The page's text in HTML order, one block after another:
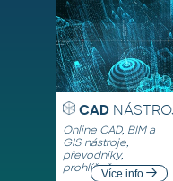
CAD
Online CAD, BIM a
GIS nástroje,
převodníky,
prohlížečeVíce info